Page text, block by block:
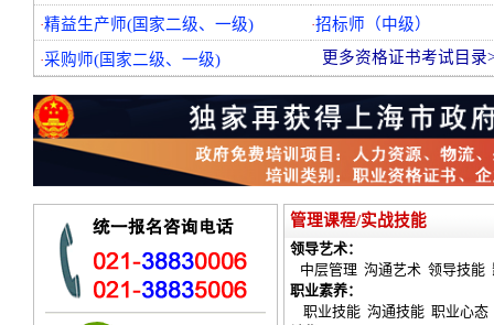
·精益生产师(国家二级、一级) ·招标师（中级）
·采购师(国家二级、一级) 更多资格证书考试目录